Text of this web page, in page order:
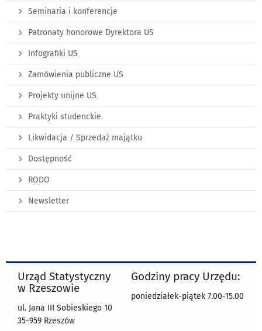
Seminaria i konferencje
Patronaty honorowe Dyrektora US
Infografiki US
Zamówienia publiczne US
Projekty unijne US
Praktyki studenckie
Likwidacja / Sprzedaż majątku
Dostępność
RODO
Newsletter
Urząd Statystyczny
w Rzeszowie
ul. Jana III Sobieskiego 10
35-959 Rzeszów
Godziny pracy Urzędu:
poniedziałek-piątek 7.00-15.00